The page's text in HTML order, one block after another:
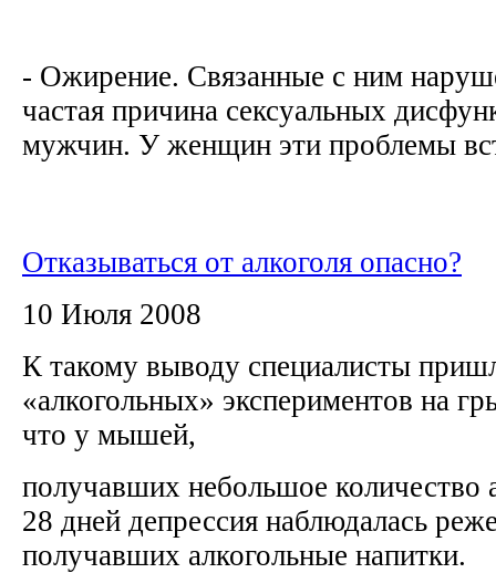
- Ожирение. Связанные с ним
частая причина сексуальных
мужчин. У женщин эти проблемы
Отказываться от алкоголя опасно?
10 Июля 2008
К такому выводу специалисты
«алкогольных» экспериментов на
что у мышей,
получавших небольшое количество
28 дней депрессия наблюдалась
получавших алкогольные напитки.